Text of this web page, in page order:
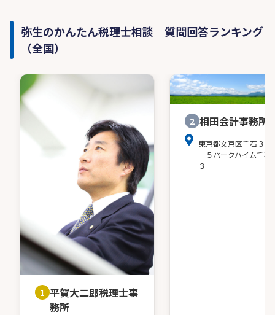
弥生のかんたん税理士相談 質問回答ランキング
（全国）
1 平賀大二郎税理士事
務所
2 相田会計事務所
東京都文京区千石３－
－５パークハイム千石
３